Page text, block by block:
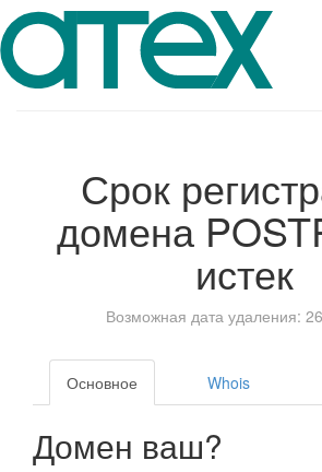
Срок
домена
истек
Возможная дата удаления:
Основное Whois
Домен ваш?